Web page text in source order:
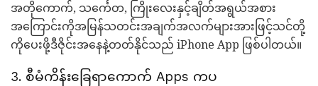
အတိုကောက်, သင်္ကေတ, ကြိုးလေးနှင့်ချိတ်အရွယ်အစား
အကြောင်းကိုအမြန်သတင်းအချက်အလက်များအားဖြင့်သင်တို့
ကိုပေးဖို့ဒီဇိုင်းအနေနဲ့တတ်နိုင်သည် iPhone App ဖြစ်ပါတယ်။
3. စီမံကိန်းခြေရာကောက် Apps ကပ